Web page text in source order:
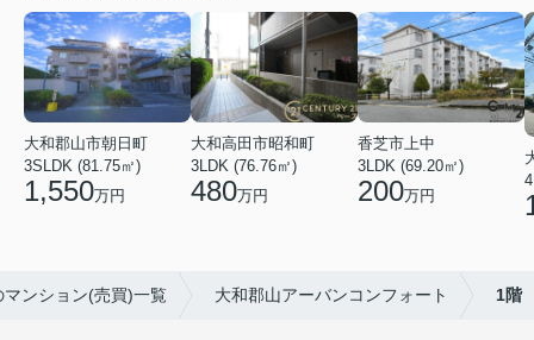
大和郡山市朝日町
3SLDK (81.75㎡)
1,550万円
大和高田市昭和町
3LDK (76.76㎡)
480万円
香芝市上中
3LDK (69.20㎡)
200万円
ンション(売買)一覧 大和郡山アーバンコンフォート 1階